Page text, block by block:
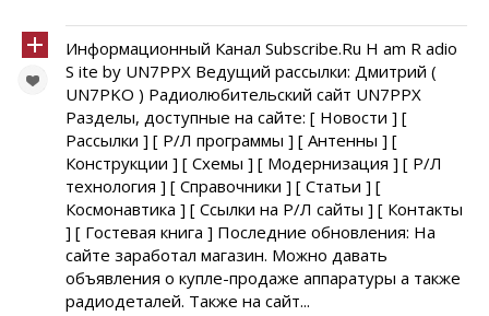
Информационный Канал Subscribe.Ru H am R adio
S ite by UN7PPX Ведущий рассылки: Дмитрий (
UN7PKO ) Радиолюбительский сайт UN7PPX
Разделы, доступные на сайте: [ Новости ] [
Рассылки ] [ Р/Л программы ] [ Антенны ] [
Конструкции ] [ Схемы ] [ Модернизация ] [ Р/Л
технология ] [ Справочники ] [ Статьи ] [
Космонавтика ] [ Ссылки на Р/Л сайты ] [ Контакты
] [ Гостевая книга ] Последние обновления: На
сайте заработал магазин. Можно давать
объявления о купле-продаже аппаратуры а также
радиодеталей. Также на сайт...